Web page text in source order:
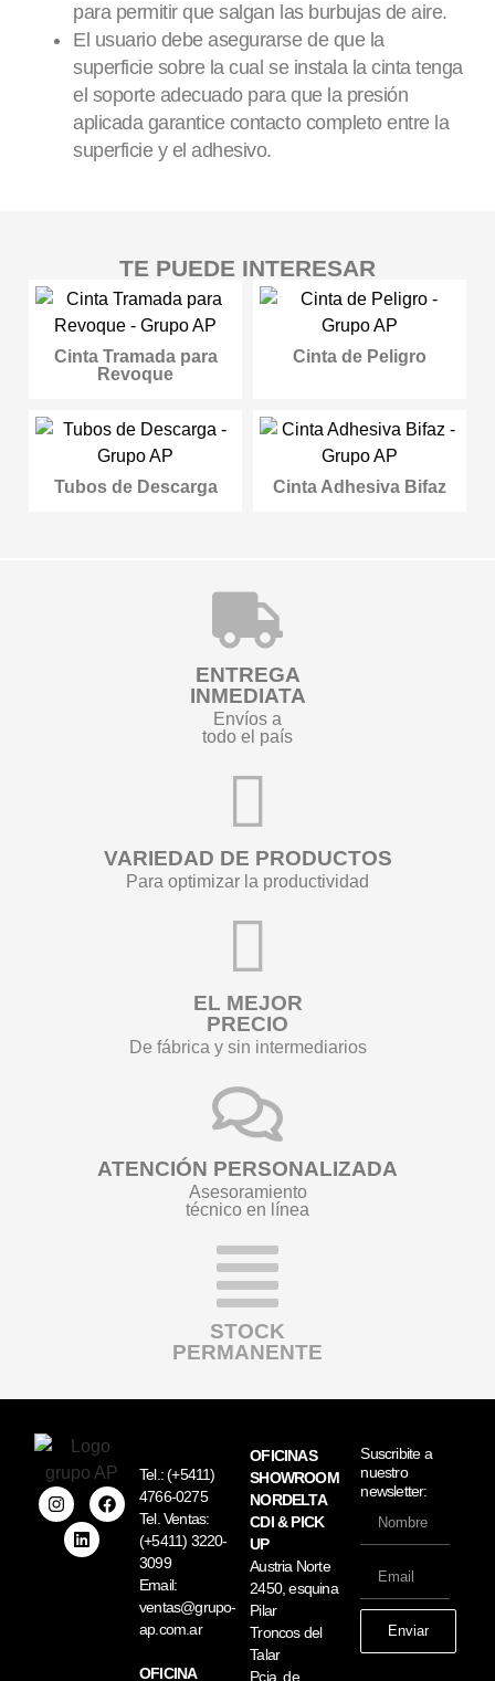
para permitir que salgan las burbujas de aire.
El usuario debe asegurarse de que la
superficie sobre la cual se instala la cinta tenga
el soporte adecuado para que la presión
aplicada garantice contacto completo entre la
superficie y el adhesivo.
TE PUEDE INTERESAR
Cinta Tramada para
Revoque
Cinta de Peligro
Tubos de Descarga Cinta Adhesiva Bifaz
ENTREGA
INMEDIATA
Envíos a
todo el país
VARIEDAD DE PRODUCTOS
Para optimizar la productividad
EL MEJOR
PRECIO
De fábrica y sin intermediarios
ATENCIÓN PERSONALIZADA
Asesoramiento
técnico en línea
STOCK
PERMANENTE
Tel.:(+5411)
4766-0275
Tel. Ventas:
(+5411) 3220-
3099
Email:
ventas@grupo-
ap.com.ar
OFICINA
OFICINAS
SHOWROOM
NORDELTA
CDI & PICK
UP
Austria Norte
2450, esquina
Pilar
Troncos del
Talar
Pcia. de
Suscribite a
nuestro
newsletter:
Enviar